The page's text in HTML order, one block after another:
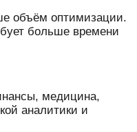
объём оптимизации.
больше времени
медицина,
аналитики и